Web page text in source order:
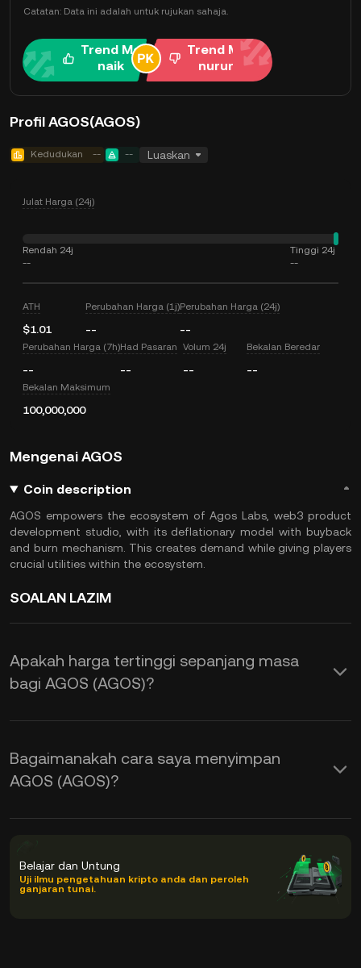
Catatan: Data ini adalah untuk rujukan sahaja.
Trend Me
naik
Trend Me
nurun
Profil AGOS(AGOS)
Kedudukan -- -- Luaskan
Julat Harga (24j)
Rendah 24j
--
Tinggi 24j
--
ATH
$1.01
Perubahan Harga (1j)
--
Perubahan Harga (24j)
--
Perubahan Harga (7h)
--
Had Pasaran
--
Volum 24j
--
Bekalan Beredar
--
Bekalan Maksimum
100,000,000
Mengenai AGOS
Coin description
AGOS empowers the ecosystem of Agos Labs, web3 product
development studio, with its deflationary model with buyback
and burn mechanism. This creates demand while giving players
crucial utilities within the ecosystem.
SOALAN LAZIM
Apakah harga tertinggi sepanjang masa
bagi AGOS (AGOS)?
Bagaimanakah cara saya menyimpan
AGOS (AGOS)?
Belajar dan Untung
Uji ilmu pengetahuan kripto anda dan peroleh
ganjaran tunai.